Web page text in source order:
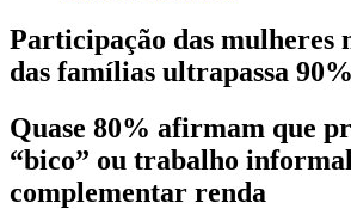
Participação das mulheres
das famílias ultrapassa
Quase 80% afirmam que
“bico” ou trabalho
complementar renda